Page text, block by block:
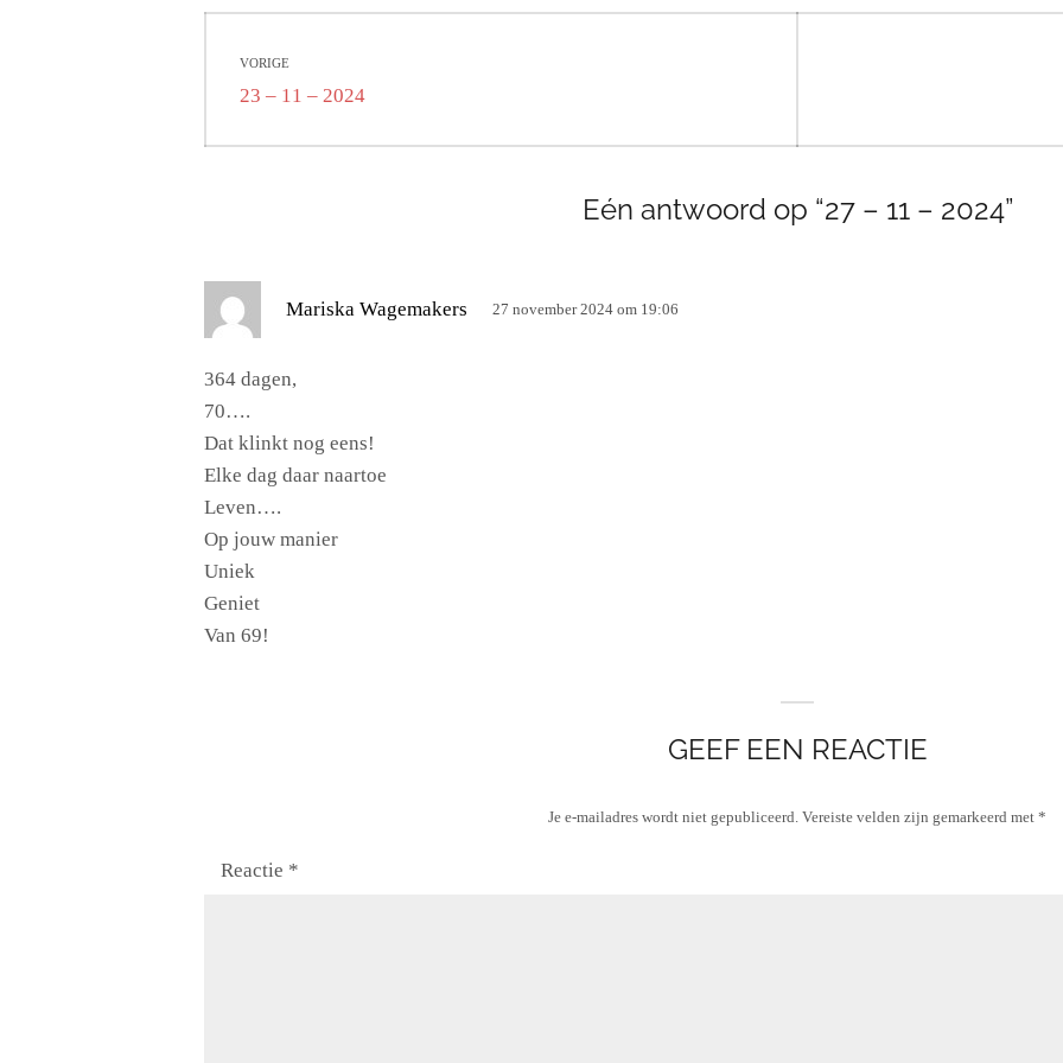
navigatie
VORIGE
Vorig
23 – 11 – 2024
Eén antwoord op “27 – 11 – 2024”
Mariska Wagemakers 27 november 2024 om 19:06
364 dagen,
70….
Dat klinkt nog eens!
Elke dag daar naartoe
Leven….
Op jouw manier
Uniek
Geniet
Van 69!
GEEF EEN REACTIE
Je e-mailadres wordt niet gepubliceerd. Vereiste velden zijn gemarkeerd met *
Reactie *